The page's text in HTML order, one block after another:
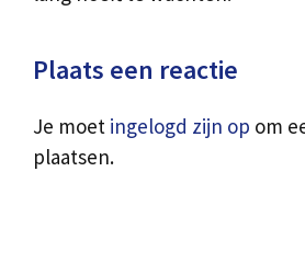
Plaats een reactie
Je moet ingelogd zijn op om
plaatsen.